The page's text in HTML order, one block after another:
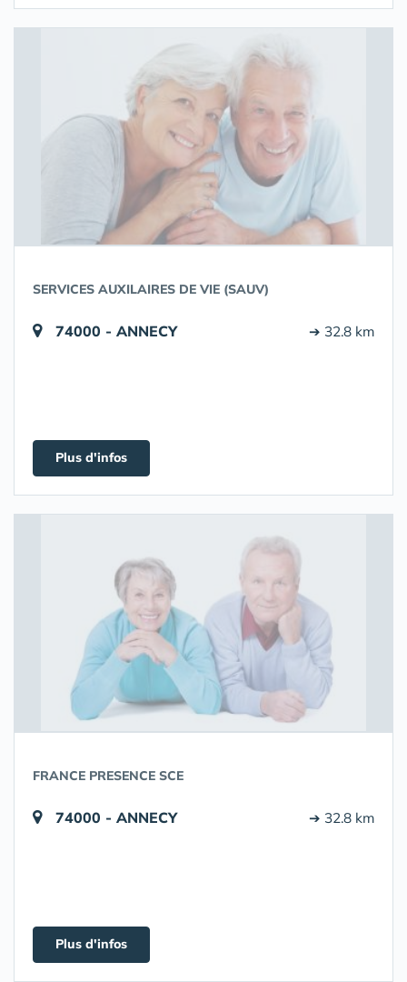
SERVICES AUXILAIRES DE VIE (SAUV)
74000 - ANNECY ➔ 32.8 km
Plus d'infos
FRANCE PRESENCE SCE
74000 - ANNECY ➔ 32.8 km
Plus d'infos